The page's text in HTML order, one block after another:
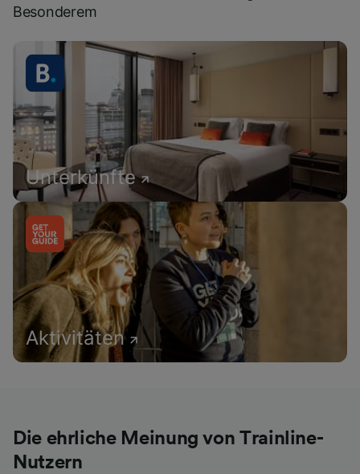
Besonderem
Unterkünfte
Aktivitäten
Die ehrliche Meinung von Trainline-
Nutzern